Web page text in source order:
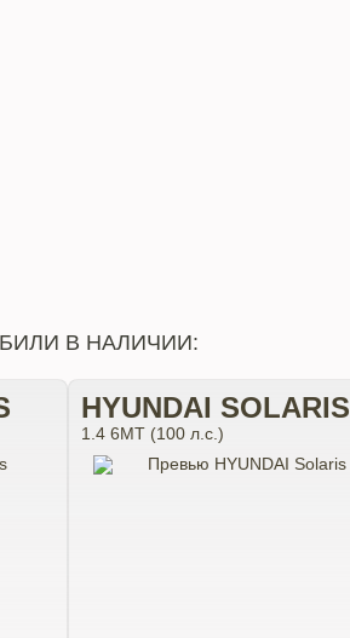
В НАЛИЧИИ:
HYUNDAI SOLARIS
1.4 6МТ (100 л.с.)